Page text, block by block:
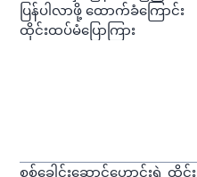
ပြန်ပါလာဖို့ ထောက်ခံကြောင်း
ထိုင်းထပ်မံပြောကြား
စစ်ခေါင်းဆောင်ဟောင်းရဲ့ ထိုင်း